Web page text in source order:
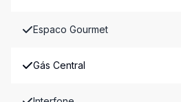
Espaco Gourmet
Gás Central